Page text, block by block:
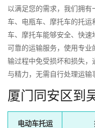
以满足您的需求，我们拥
车、电瓶车、摩托车的托
车、摩托车能够安全、快
可靠的运输服务，使用专
输过程中免受损坏和损失，
与精力，无需自行处理运输
厦门同安区到
电动车托运